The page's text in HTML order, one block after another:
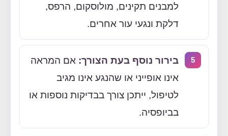
למבנים תקינים, מולוסקום, הרפס,
דלקת ונגעי עור אחרים.
בירור נוסף בעת הצורך:אם המראה
אינו אופייני או שהנגע אינו מגיב
לטיפול, ייתכן צורך בבדיקות נוספות או
בביופסיה.